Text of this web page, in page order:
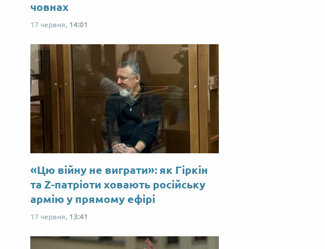
човнах
17 червня, 14:01
«Цю війну не виграти»: як Гіркін
та Z-патріоти ховають російську
армію у прямому ефірі
17 червня, 13:41